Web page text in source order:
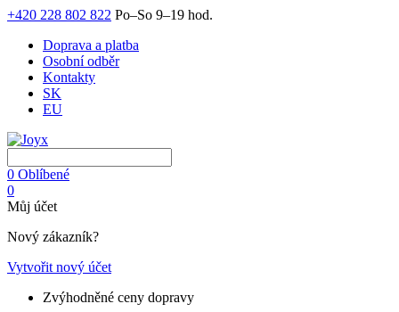
+420 228 802 822 Po–So 9–19 hod.
Doprava a platba
Osobní odběr
Kontakty
SK
EU
0 Oblíbené
0
Můj účet
Nový zákazník?
Vytvořit nový účet
Zvýhodněné ceny dopravy